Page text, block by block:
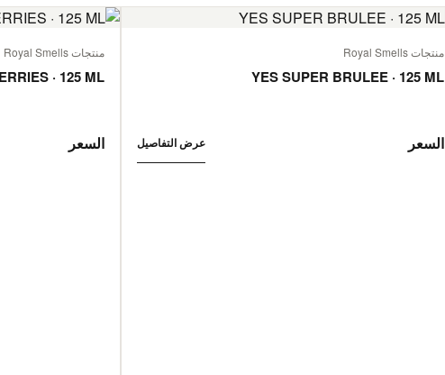
منتجات Royal Smells
YES SUPER BRULEE · 125 ML
السعر عرض التفاصيل
منتجات Royal Smells
· 125 ML
السعر